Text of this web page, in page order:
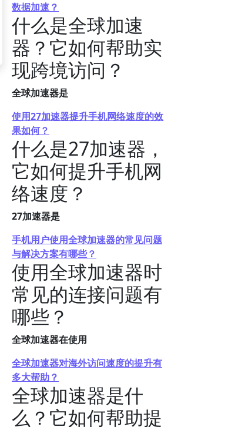
数据加速？
什么是全球加速
器？它如何帮助实
现跨境访问？
全球加速器是
使用27加速器提升手机网络速度的效
果如何？
什么是27加速器，
它如何提升手机网
络速度？
27加速器是
手机用户使用全球加速器的常见问题
与解决方案有哪些？
使用全球加速器时
常见的连接问题有
哪些？
全球加速器在使用
全球加速器对海外访问速度的提升有
多大帮助？
全球加速器是什
么？它如何帮助提